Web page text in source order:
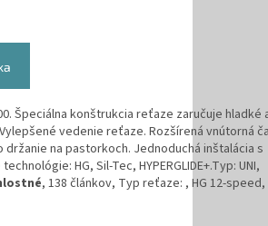
Špeciálna konštrukcia reťaze zaručuje hladké
vedenie reťaze. Rozšírená vnútorná
na pastorkoch. Jednoduchá inštalácia s
HG, Sil-Tec, HYPERGLIDE+.Typ: UNI,
, 138 článkov, Typ reťaze: , HG 12-speed,